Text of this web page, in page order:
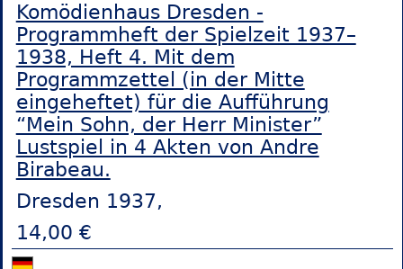
Komödienhaus Dresden -
Programmheft der Spielzeit 1937–
1938, Heft 4. Mit dem
Programmzettel (in der Mitte
eingeheftet) für die Aufführung
“Mein Sohn, der Herr Minister”
Lustspiel in 4 Akten von Andre
Birabeau.
Dresden 1937,
14,00 €